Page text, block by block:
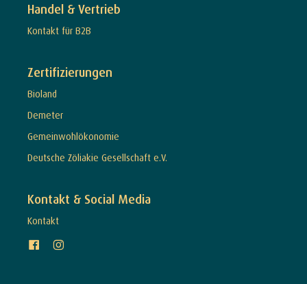
Handel & Vertrieb
Kontakt für B2B
Zertifizierungen
Bioland
Demeter
Gemeinwohlökonomie
Deutsche Zöliakie Gesellschaft e.V.
Kontakt & Social Media
Kontakt